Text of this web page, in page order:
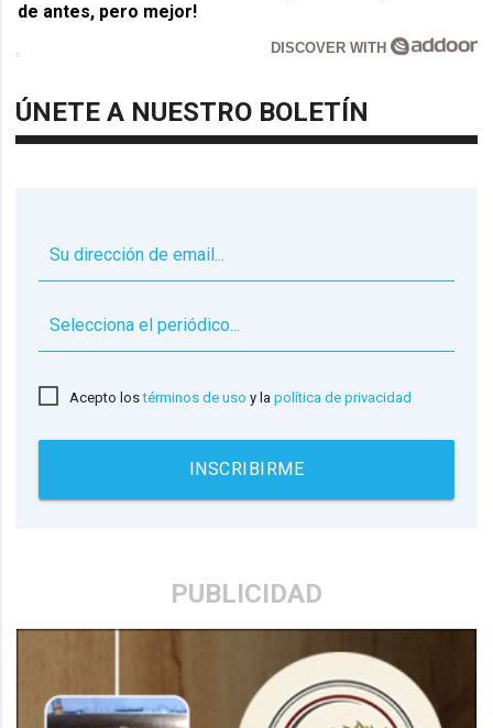
de antes, pero mejor!
DISCOVER WITH
ÚNETE A NUESTRO BOLETÍN
Acepto lostérminos de uso y lapolítica de privacidad
INSCRIBIRME
PUBLICIDAD